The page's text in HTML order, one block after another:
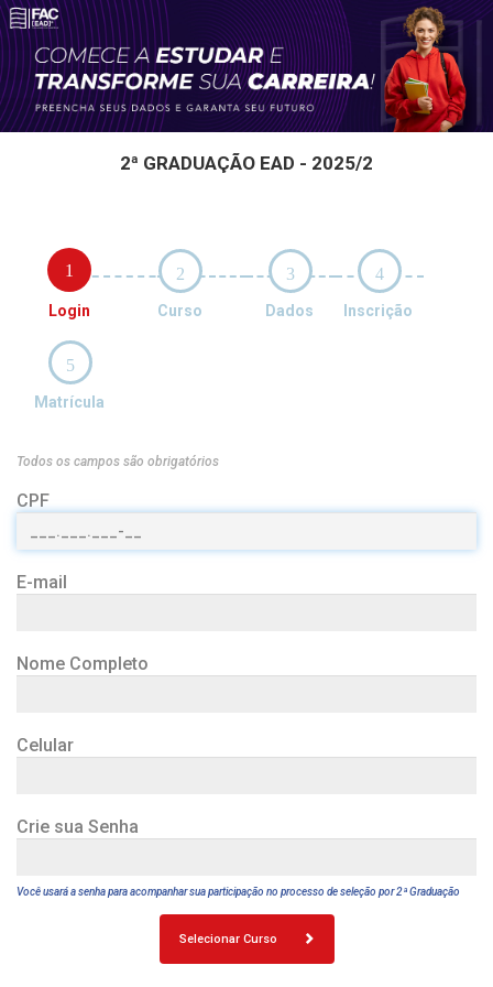
2ª GRADUAÇÃO EAD - 2025/2
1
Login
2
Curso
3
Dados
4
Inscrição
5
Matrícula
Todos os campos são obrigatórios
CPF
E-mail
Nome Completo
Celular
Crie sua Senha
Você usará a senha para acompanhar sua participação no processo de seleção por 2ª Graduação
Selecionar Curso